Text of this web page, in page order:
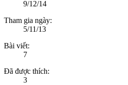
9/12/14
Tham gia ngày:
5/11/13
Bài viết:
7
Đã được thích:
3